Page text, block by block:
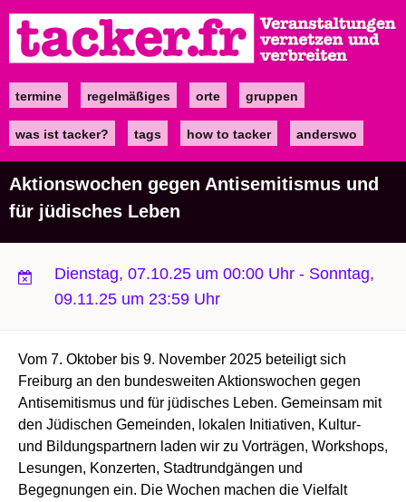
zum
Inhalt
Maintermine regelmäßiges orte gruppen
was ist tacker? tags how to tacker anderswo
Aktionswochen gegen Antisemitismus und
für jüdisches Leben
Dienstag, 07.10.25 um 00:00 Uhr - Sonntag,
09.11.25 um 23:59 Uhr
Vom 7. Oktober bis 9. November 2025 beteiligt sich
Freiburg an den bundesweiten Aktionswochen gegen
Antisemitismus und für jüdisches Leben. Gemeinsam mit
den Jüdischen Gemeinden, lokalen Initiativen, Kultur-
und Bildungspartnern laden wir zu Vorträgen, Workshops,
Lesungen, Konzerten, Stadtrundgängen und
Begegnungen ein. Die Wochen machen die Vielfalt